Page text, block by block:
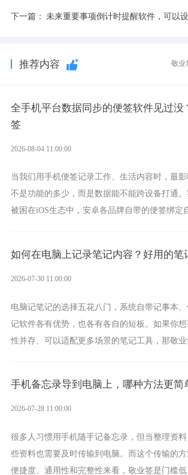
下一篇： 未来重要事项倒计时提醒软件，可以设置
推荐内容 敬业
全手机平台数据同步的便签软件见过没
签
2026-08-04 11:00:00
当我们用手机便签记录工作、生活内容时，最
不是功能的多少，而是数据能不能跨设备打通
被困在iOS生态中，安卓各品牌自带的便签绑定
如何在电脑上记录笔记内容？好用的笔
2026-07-30 11:00:00
电脑记笔记的选择五花八门，系统自带记事本
记软件各有优势，也各有各自的短板。如果你
性并存、可以适配更多场景的笔记工具，那敬业
手机备忘录导到电脑上，哪种方法更简
2026-07-28 11:00:00
很多人习惯用手机随手记备忘录，但当整理资
些资料也需要及时传输到电脑。而这个传输的
便捷度、通用性和完整性来看，敬业签是门槛低